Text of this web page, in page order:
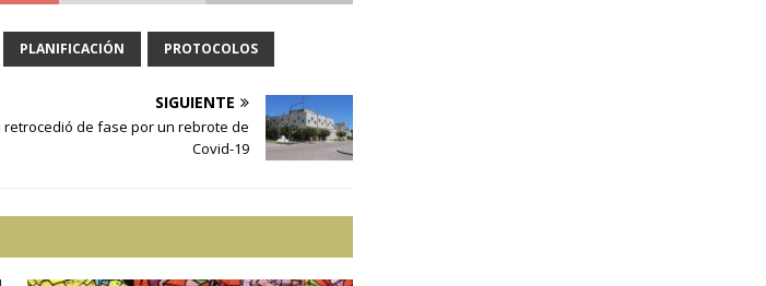
PLANIFICACIÓN PROTOCOLOS
SIGUIENTE
retrocedió de fase por un rebrote de
Covid-19